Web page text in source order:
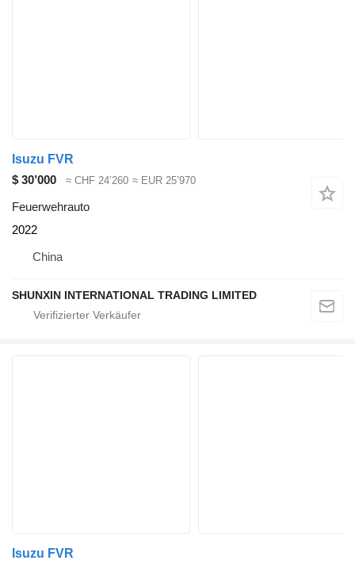
Isuzu FVR
$ 30’000
≈ CHF 24’260 ≈ EUR 25’970
Feuerwehrauto
2022
China
SHUNXIN INTERNATIONAL TRADING LIMITED
Isuzu FVR